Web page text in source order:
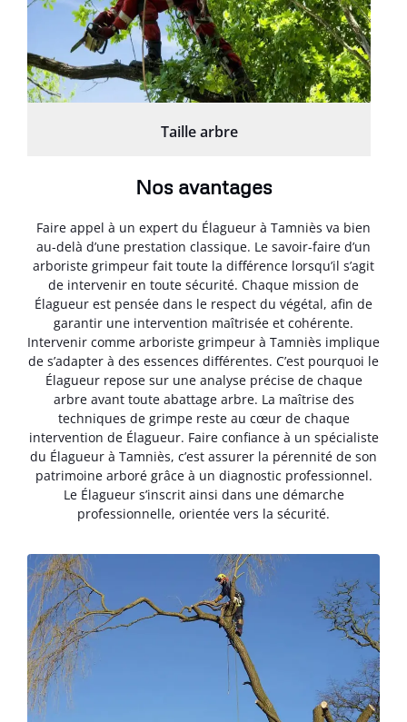
Taille arbre
Nos avantages
Faire appel à un expert du Élagueur à Tamniès va bien
au-delà d’une prestation classique. Le savoir-faire d’un
arboriste grimpeur fait toute la différence lorsqu’il s’agit
de intervenir en toute sécurité. Chaque mission de
Élagueur est pensée dans le respect du végétal, afin de
garantir une intervention maîtrisée et cohérente.
Intervenir comme arboriste grimpeur à Tamniès implique
de s’adapter à des essences différentes. C’est pourquoi le
Élagueur repose sur une analyse précise de chaque
arbre avant toute abattage arbre. La maîtrise des
techniques de grimpe reste au cœur de chaque
intervention de Élagueur. Faire confiance à un spécialiste
du Élagueur à Tamniès, c’est assurer la pérennité de son
patrimoine arboré grâce à un diagnostic professionnel.
Le Élagueur s’inscrit ainsi dans une démarche
professionnelle, orientée vers la sécurité.